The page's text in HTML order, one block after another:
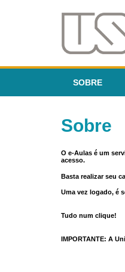
SOBRE
Sobre
O e-Aulas é um
acesso.
Basta realizar seu
Uma vez logado, é
Tudo num clique!
IMPORTANTE: A